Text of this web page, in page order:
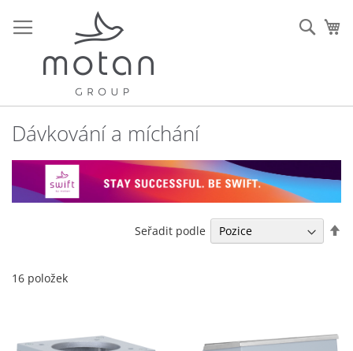
na
obsah
Dávkování a míchání
16 položek
Seřadit podle